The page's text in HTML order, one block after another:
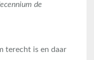
de
terecht is en daar